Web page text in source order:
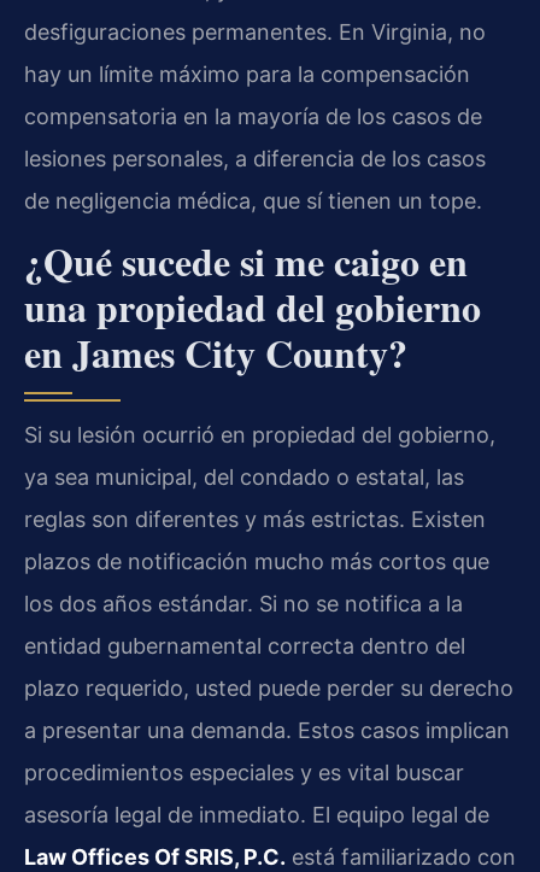
desfiguraciones permanentes. En Virginia, no
hay un límite máximo para la compensación
compensatoria en la mayoría de los casos de
lesiones personales, a diferencia de los casos
de negligencia médica, que sí tienen un tope.
¿Qué sucede si me caigo en
una propiedad del gobierno
en James City County?
Si su lesión ocurrió en propiedad del gobierno,
ya sea municipal, del condado o estatal, las
reglas son diferentes y más estrictas. Existen
plazos de notificación mucho más cortos que
los dos años estándar. Si no se notifica a la
entidad gubernamental correcta dentro del
plazo requerido, usted puede perder su derecho
a presentar una demanda. Estos casos implican
procedimientos especiales y es vital buscar
asesoría legal de inmediato. El equipo legal de
Law Offices Of SRIS, P.C. está familiarizado con